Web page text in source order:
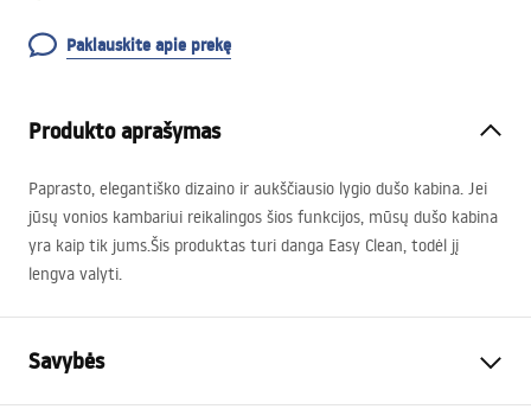
Paklauskite apie prekę
Produkto aprašymas
Paprasto, elegantiško dizaino ir aukščiausio lygio dušo kabina. Jei
jūsų vonios kambariui reikalingos šios funkcijos, mūsų dušo kabina
yra kaip tik jums.Šis produktas turi danga Easy Clean, todėl jį
lengva valyti.
Savybės